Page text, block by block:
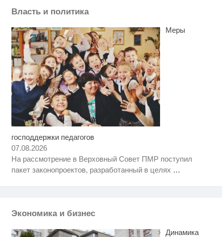
Власть и политика
Меры
господдержки педагогов
07.08.2026
На рассмотрение в Верховный Совет ПМР поступил
пакет законопроектов, разработанный в целях …
Экономика и бизнес
Динамика
Королева вагона отожгла! Видео
Ржу не переставая, это видео
пересмотришь не раз